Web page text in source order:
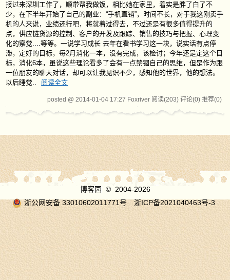
接过来深圳工作了，顺带帮我做饭，相比她在家里，着实是胖了白了不
少，在下半年开始了自己的副业：“手机直销”，时间不长，对于我这刚卖手
机的人来说，业绩还行吧，将就着过得去，不过还是有很多值得提升的
点，供应链货源的控制、客户的开发及跟踪、销售的技巧与把握、心理变
化的察觉....等等。一说学习成长 去年在看书学习这一块，说实话有点停
滞，定好的目标，每2月消化一本，没有完成，该检讨；今年还是定这个目
标，消化6本，虽说这些理论看多了会有一点禁锢自己的思维，但是作为跟
一位朋友的聊天对话，却可以让我见识不少，感知他的世界，他的想法。
以后睡觉..
阅读全文
posted @ 2014-01-04 17:27 Foxriver 阅读(203) 评论(0) 推荐(0)
博客园
© 2004-2026
浙公网安备 33010602011771号
浙ICP备2021040463号-3